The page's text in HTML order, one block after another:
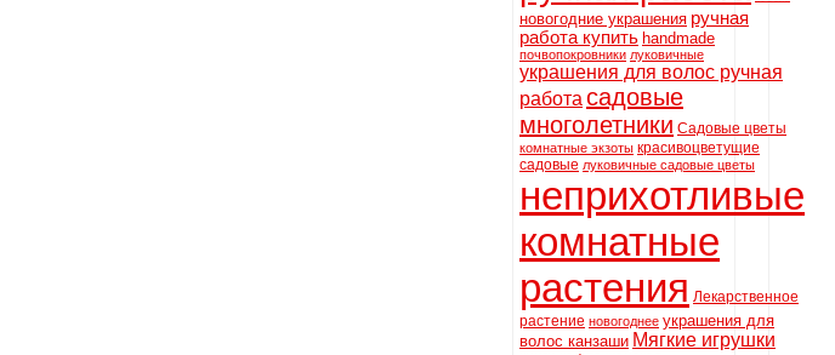
новогодние украшения ручная
работа купить handmade
почвопокровники луковичные
украшения для волос ручная
работа садовые
многолетники Садовые цветы
комнатные экзоты красивоцветущие
садовые луковичные садовые цветы
неприхотливые
комнатные
растения Лекарственное
растение новогоднее украшения для
волос канзаши Мягкие игрушки